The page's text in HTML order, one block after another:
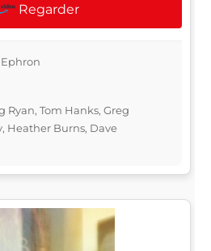
Regarder
Ryan, Tom Hanks, Greg
Heather Burns, Dave